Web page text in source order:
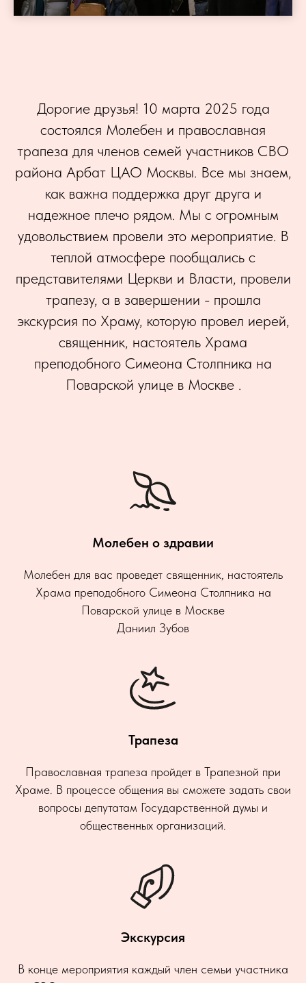
Дорогие друзья! 10 марта 2025 года
состоялся Молебен и православная
трапеза для членов семей участников СВО
района Арбат ЦАО Москвы. Все мы знаем,
как важна поддержка друг друга и
надежное плечо рядом. Мы с огромным
удовольствием провели это мероприятие. В
теплой атмосфере пообщались с
представителями Церкви и Власти, провели
трапезу, а в завершении - прошла
экскурсия по Храму, которую провел иерей,
священник, настоятель Храма
преподобного Симеона Столпника на
Поварской улице в Москве .
Молебен о здравии
Молебен для вас проведет священник, настоятель
Храма преподобного Симеона Столпника на
Поварской улице в Москве
Даниил Зубов
Трапеза
Православная трапеза пройдет в Трапезной при
Храме. В процессе общения вы сможете задать свои
вопросы депутатам Государственной думы и
общественных организаций.
Экскурсия
В конце мероприятия каждый член семьи участника